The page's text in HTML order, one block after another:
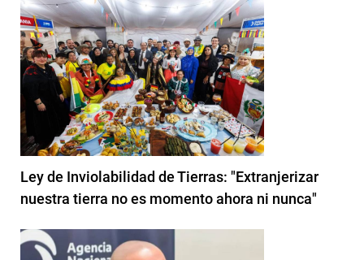
Ley de Inviolabilidad de Tierras: "Extranjerizar
nuestra tierra no es momento ahora ni nunca"